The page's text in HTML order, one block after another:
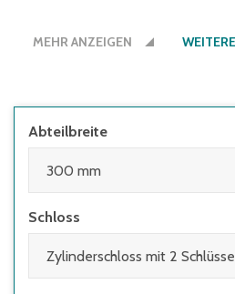
entsprechen der
und den
hochwertiger
7035 Lichtgrau -
MEHR ANZEIGEN
Abteilbreite
Schloss